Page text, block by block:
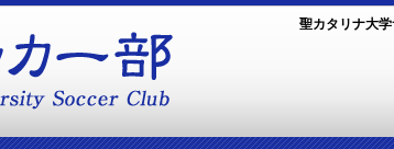
聖カタリナ大